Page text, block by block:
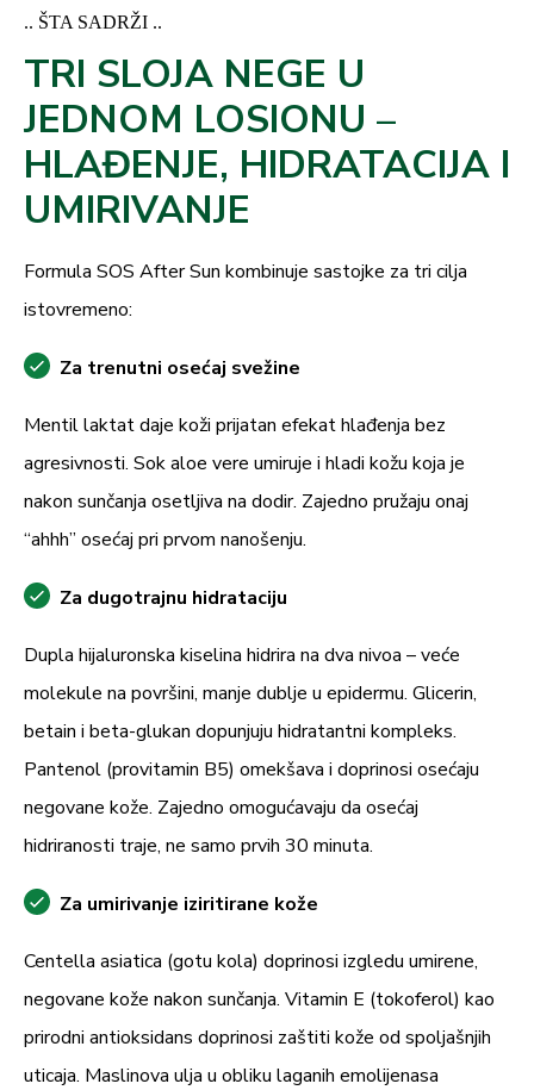
.. ŠTA SADRŽI ..
TRI SLOJA NEGE U
JEDNOM LOSIONU –
HLAĐENJE, HIDRATACIJA I
UMIRIVANJE
Formula SOS After Sun kombinuje sastojke za tri cilja
istovremeno:
Za trenutni osećaj svežine
Mentil laktat daje koži prijatan efekat hlađenja bez
agresivnosti. Sok aloe vere umiruje i hladi kožu koja je
nakon sunčanja osetljiva na dodir. Zajedno pružaju onaj
“ahhh” osećaj pri prvom nanošenju.
Za dugotrajnu hidrataciju
Dupla hijaluronska kiselina hidrira na dva nivoa – veće
molekule na površini, manje dublje u epidermu. Glicerin,
betain i beta-glukan dopunjuju hidratantni kompleks.
Pantenol (provitamin B5) omekšava i doprinosi osećaju
negovane kože. Zajedno omogućavaju da osećaj
hidriranosti traje, ne samo prvih 30 minuta.
Za umirivanje iziritirane kože
Centella asiatica (gotu kola) doprinosi izgledu umirene,
negovane kože nakon sunčanja. Vitamin E (tokoferol) kao
prirodni antioksidans doprinosi zaštiti kože od spoljašnjih
uticaja. Maslinova ulja u obliku laganih emolijenasa